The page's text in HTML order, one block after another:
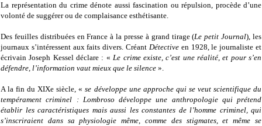
La représentation du crime dénote aussi fascination ou répulsion, procède d’une
volonté de suggérer ou de complaisance esthétisante.
Des feuilles distribuées en France à la presse à grand tirage (Le petit Journal), les
journaux s’intéressent aux faits divers. Créant Détectiveen 1928, le journaliste et
écrivain Joseph Kessel déclare : «Le crime existe, c’est une réalité, et pour s’en
défendre, l’information vaut mieux que le silence ».
A la fin du XIXe siècle, «se développe une approche qui se veut scientifique du
tempérament criminel : Lombroso développe une anthropologie qui prétend
établir les caractéristiques mais aussi les constantes de l’homme criminel, qui
s’inscriraient dans sa physiologie même, comme des stigmates, et même se